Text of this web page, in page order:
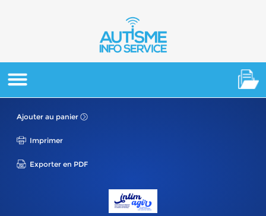
Ajouter au panier
Imprimer
Exporter en PDF